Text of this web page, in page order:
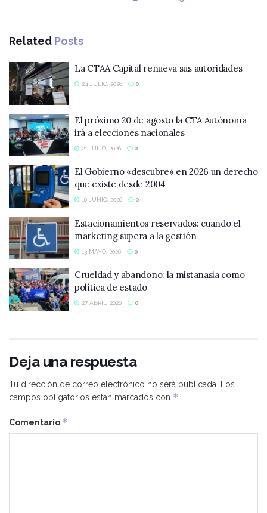
Related Posts
La CTAA Capital renueva sus autoridades
24 JULIO, 2026 0
El próximo 20 de agosto la CTA Autónoma
irá a elecciones nacionales
21 JULIO, 2026 0
El Gobierno «descubre» en 2026 un derecho
que existe desde 2004
16 JUNIO, 2026 0
Estacionamientos reservados: cuando el
marketing supera a la gestión
13 MAYO, 2026 0
Crueldad y abandono: la mistanasia como
política de estado
27 ABRIL, 2026 0
Deja una respuesta
Tu dirección de correo electrónico no será publicada.
Los
campos obligatorios están marcados con *
Comentario *